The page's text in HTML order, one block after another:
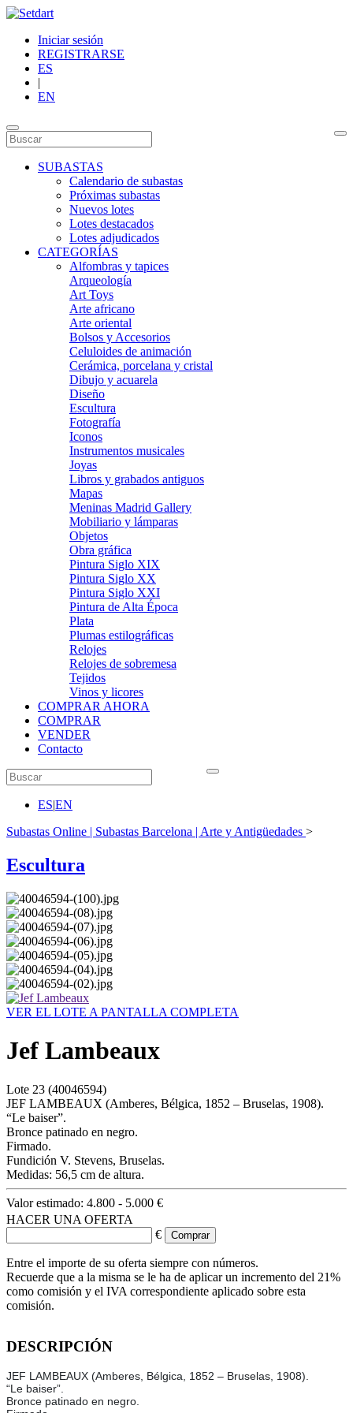
Iniciar sesión
REGISTRARSE
ES
|
EN
SUBASTAS
Calendario de subastas
Próximas subastas
Nuevos lotes
Lotes destacados
Lotes adjudicados
CATEGORÍAS
Alfombras y tapices
Arqueología
Art Toys
Arte africano
Arte oriental
Bolsos y Accesorios
Celuloides de animación
Cerámica, porcelana y cristal
Dibujo y acuarela
Diseño
Escultura
Fotografía
Iconos
Instrumentos musicales
Joyas
Libros y grabados antiguos
Mapas
Meninas Madrid Gallery
Mobiliario y lámparas
Objetos
Obra gráfica
Pintura Siglo XIX
Pintura Siglo XX
Pintura Siglo XXI
Pintura de Alta Época
Plata
Plumas estilográficas
Relojes
Relojes de sobremesa
Tejidos
Vinos y licores
COMPRAR AHORA
COMPRAR
VENDER
Contacto
ES|EN
Subastas Online | Subastas Barcelona | Arte y Antigüedades >
Escultura
VER EL LOTE A PANTALLA COMPLETA
Jef Lambeaux
Lote 23 (40046594)
JEF LAMBEAUX (Amberes, Bélgica, 1852 – Bruselas, 1908).
“Le baiser”.
Bronce patinado en negro.
Firmado.
Fundición V. Stevens, Bruselas.
Medidas: 56,5 cm de altura.
Valor estimado: 4.800 - 5.000 €
HACER UNA OFERTA
€
Entre el importe de su oferta siempre con números.
Recuerde que a la misma se le ha de aplicar un incremento del 21%
como comisión y el IVA correspondiente aplicado sobre esta
comisión.
DESCRIPCIÓN
JEF LAMBEAUX (Amberes, Bélgica, 1852 – Bruselas, 1908).
“Le baiser”.
Bronce patinado en negro.